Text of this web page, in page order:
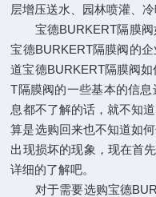
层增压送水、园林喷灌、
宝德BURKERT隔膜阀
宝德BURKERT隔膜阀的
道宝德BURKERT隔膜阀
T隔膜阀的一些基本的信
息都不了解的话，就不知道
算是选购回来也不知道如
出现损坏的现象，现在首
详细的了解吧。
对于需要选购宝德